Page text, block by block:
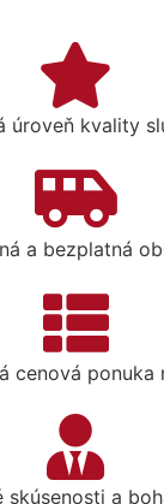
úroveň kvality
a bezplatná
cenová ponuka
skúsenosti a